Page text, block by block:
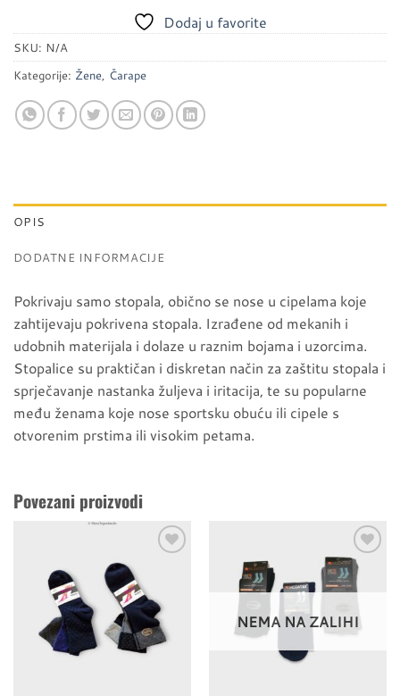
Dodaj u favorite
SKU: N/A
Kategorije: Žene, Čarape
OPIS
DODATNE INFORMACIJE
Pokrivaju samo stopala, obično se nose u cipelama koje
zahtijevaju pokrivena stopala. Izrađene od mekanih i
udobnih materijala i dolaze u raznim bojama i uzorcima.
Stopalice su praktičan i diskretan način za zaštitu stopala i
sprječavanje nastanka žuljeva i iritacija, te su popularne
među ženama koje nose sportsku obuću ili cipele s
otvorenim prstima ili visokim petama.
Povezani proizvodi
Dodaj u
favorite
NEMA NA ZALIHI